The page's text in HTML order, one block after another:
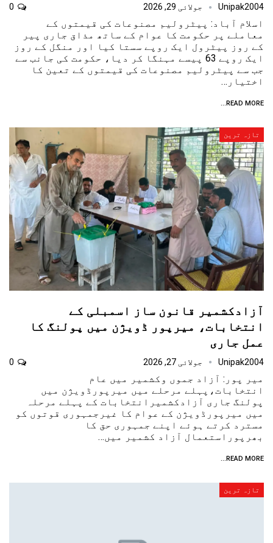
Unipak2004 جولائی 29, 2026
اسلام آباد: پیٹرولیم مصنوعات کی قیمتوں کے
معاملے پر حکومت کا عوام کے ساتھ مذاق جاری پیر
کے روز پیٹرول ایک روپے سستا کیا اور منگل کے روز
ایک روپے 63 پیسے مہنگا کر دیا، حکومت کی جانب سے
جب سے پیٹرولیم مصنوعات کی قیمتوں کے تعین کا
اختیار…
READ MORE...
تازہ ترین
آزادکشمیر قانون ساز اسمبلی کے
انتخابات، میرپور ڈویژن میں پولنگ کا
عمل جاری
Unipak2004 جولائی 27, 2026
میر پور: آزاد جموں وکشمیر میں عام
انتخابات،پہلے مرحلے میں میرپورڈویژن میں
پولنگ جاری آزادکشمیرانتخابات کے پہلے مرحلہ
میں میرپورڈویژن کے عوام کا غیرجمہوری قوتوں کو
مسترد کرتے ہوئے اپنے جمہوری حق کا
بھرپوراستعمال آزاد کشمیر میں…
READ MORE...
تازہ ترین